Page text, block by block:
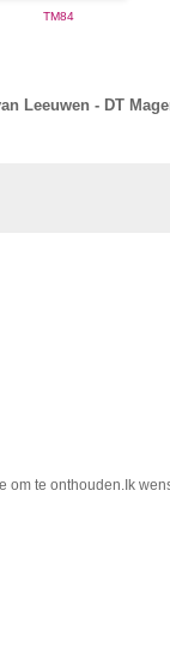
TM84
Leeuwen - DT
om te onthouden.Ik